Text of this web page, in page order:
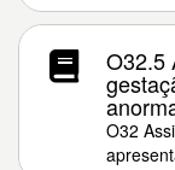
O32.5
O32